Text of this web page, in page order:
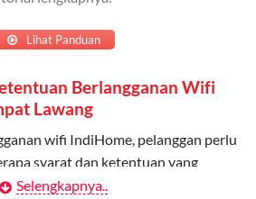
Admin dapat mendaftarkan anggota
terdaftar, anggota bisa langsung
keluarga.
Lihat Panduan
Berlangganan Wifi
Lawang
wifi IndiHome, pelanggan perlu
syarat dan ketentuan yang
Selengkapnya..